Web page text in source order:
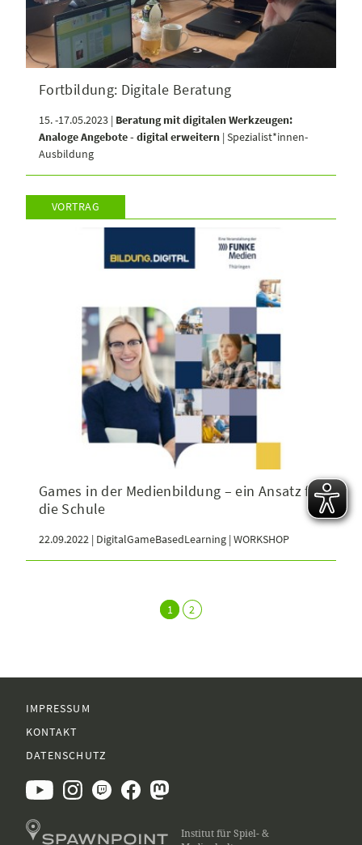
Fortbildung: Digitale Beratung
15. -17.05.2023 | Beratung mit digitalen Werkzeugen:
Analoge Angebote - digital erweitern | Spezialist*innen-
Ausbildung
VORTRAG
Games in der Medienbildung – ein Ansatz für
die Schule
22.09.2022 | DigitalGameBasedLearning | WORKSHOP
1 2
IMPRESSUM
KONTAKT
DATENSCHUTZ
Institut für Spiel- &